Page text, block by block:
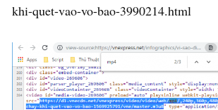
khi-quet-vao-vo-bao-3990214.html